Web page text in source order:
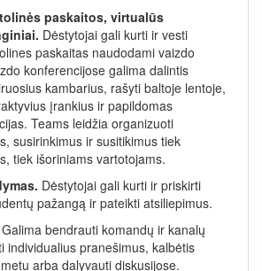
paskaitos, virtualūs
Dėstytojai gali kurti ir vesti
paskaitas naudodami vaizdo
konferencijose galima dalintis
kambarius, rašyti baltoje lentoje,
įrankius ir papildomas
Teams leidžia organizuoti
susirinkimus ir susitikimus tiek
tiek išoriniams vartotojams.
Dėstytojai gali kurti ir priskirti
pažangą ir pateikti atsiliepimus.
Galima bendrauti komandų ir kanalų
individualius pranešimus, kalbėtis
arba dalyvauti diskusijose.